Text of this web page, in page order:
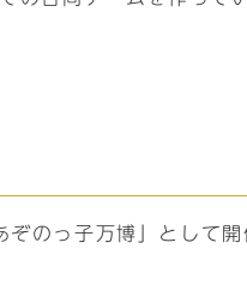
のっ子万博」として開